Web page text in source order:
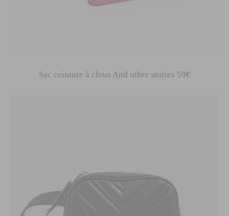
Sac ceinture à clous And other stories 59€